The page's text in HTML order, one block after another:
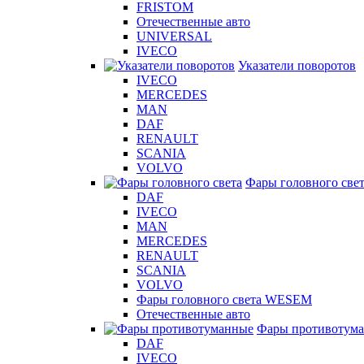
FRISTOM
Отечественные авто
UNIVERSAL
IVECO
Указатели поворотов
IVECO
MERCEDES
MAN
DAF
RENAULT
SCANIA
VOLVO
Фары головного
DAF
IVECO
MAN
MERCEDES
RENAULT
SCANIA
VOLVO
Фары головного света WESEM
Отечественные авто
Фары
DAF
IVECO